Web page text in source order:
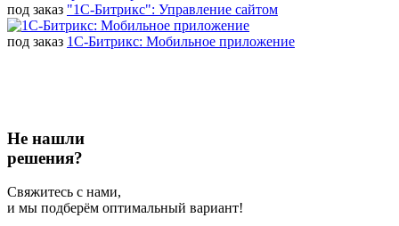
под заказ "1С-Битрикс": Управление сайтом
под заказ 1С-Битрикс: Мобильное приложение
Не нашли
решения?
Свяжитесь с нами,
и мы подберём оптимальный вариант!